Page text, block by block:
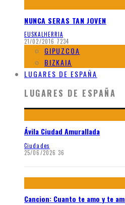
NUNCA SERAS TAN JOVEN
EUSKALHERRIA
21/02/2016 7234
GIPUZCOA
BIZKAIA
LUGARES DE ESPAÑA
LUGARES DE ESPAÑA
Ávila Ciudad Amurallada
Ciudades
25/06/2026 36
Cancion: Cuanto te amo y te